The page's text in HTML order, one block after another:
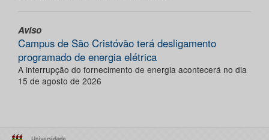
Aviso
Campus de São Cristóvão terá desligamento
programado de energia elétrica
A interrupção do fornecimento de energia acontecerá no dia
15 de agosto de 2026